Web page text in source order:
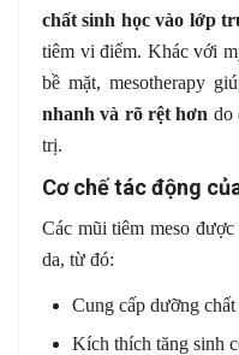
chất sinh học vào lớp
tiêm vi điểm. Khác với
bề mặt, mesotherapy
nhanh và rõ rệt hơn do
trị.
Cơ chế tác động
Các mũi tiêm meso
da, từ đó:
Cung cấp dưỡng
Kích thích tăng sinh